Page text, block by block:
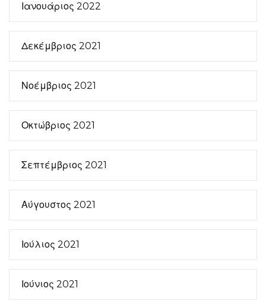
Ιανουάριος 2022
Δεκέμβριος 2021
Νοέμβριος 2021
Οκτώβριος 2021
Σεπτέμβριος 2021
Αύγουστος 2021
Ιούλιος 2021
Ιούνιος 2021